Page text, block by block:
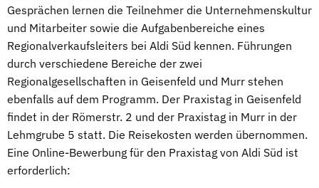
Gesprächen lernen die Teilnehmer die Unternehmenskultur
und Mitarbeiter sowie die Aufgabenbereiche eines
Regionalverkaufsleiters bei Aldi Süd kennen. Führungen
durch verschiedene Bereiche der zwei
Regionalgesellschaften in Geisenfeld und Murr stehen
ebenfalls auf dem Programm. Der Praxistag in Geisenfeld
findet in der Römerstr. 2 und der Praxistag in Murr in der
Lehmgrube 5 statt. Die Reisekosten werden übernommen.
Eine Online-Bewerbung für den Praxistag von Aldi Süd ist
erforderlich: